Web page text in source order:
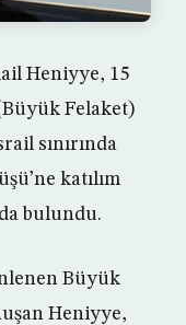
Heniyye, 15
Felaket)
sınırında
katılım
bulundu.
Büyük
Heniyye,